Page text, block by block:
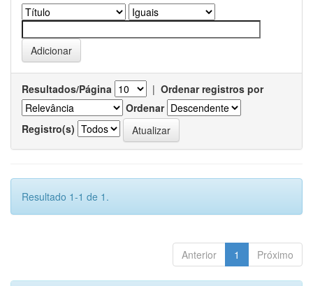
Resultados/Página | Ordenar registros por
Ordenar
Registro(s)
Resultado 1-1 de 1.
Anterior 1 Próximo